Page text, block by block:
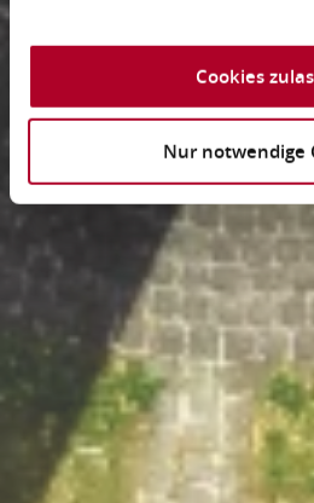
Cookies
Nur notwendige